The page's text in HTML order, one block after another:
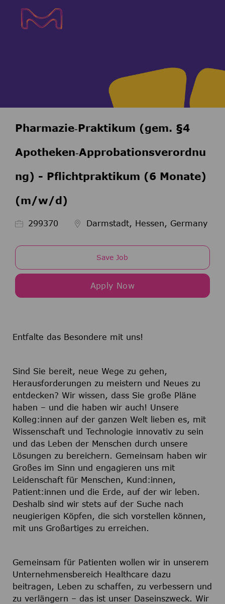
Pharmazie‑Praktikum (gem. §4
Apotheken‑Approbationsverordnu
ng) - Pflichtpraktikum (6 Monate)
(m/w/d)
Job Id299370 Darmstadt, Hessen, Germany
Save Job
Apply Now
Entfalte das Besondere mit uns!
Sind Sie bereit, neue Wege zu gehen,
Herausforderungen zu meistern und Neues zu
entdecken? Wir wissen, dass Sie große Pläne
haben – und die haben wir auch! Unsere
Kolleg:innen auf der ganzen Welt lieben es, mit
Wissenschaft und Technologie innovativ zu sein
und das Leben der Menschen durch unsere
Lösungen zu bereichern. Gemeinsam haben wir
Großes im Sinn und engagieren uns mit
Leidenschaft für Menschen, Kund:innen,
Patient:innen und die Erde, auf der wir leben.
Deshalb sind wir stets auf der Suche nach
neugierigen Köpfen, die sich vorstellen können,
mit uns Großartiges zu erreichen.
Gemeinsam für Patienten wollen wir in unserem
Unternehmensbereich Healthcare dazu
beitragen, Leben zu schaffen, zu verbessern und
zu verlängern – das ist unser Daseinszweck. Wir